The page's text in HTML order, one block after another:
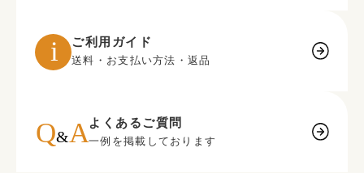
ご利用ガイド
送料・お支払い方法・返品
よくあるご質問
一例を掲載しております